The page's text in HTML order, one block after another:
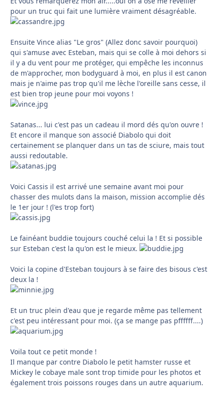
pour un truc qui fait une lumière vraiment désagréable.
Ensuite Vince alias "Le gros" (Allez donc savoir pourquoi)
qui s'amuse avec Esteban, mais qui se colle à moi dehors si
il y a du vent pour me protéger, qui empêche les inconnus
de m'approcher, mon bodyguard à moi, en plus il est canon
mais je n'aime pas trop qu'il me lèche l'oreille sans cesse, il
est bien trop jeune pour moi voyons !
Satanas... lui c'est pas un cadeau il mord dés qu'on ouvre !
Et encore il manque son associé Diabolo qui doit
certainement se planquer dans un tas de sciure, mais tout
aussi redoutable.
Voici Cassis il est arrivé une semaine avant moi pour
chasser des mulots dans la maison, mission accomplie dés
le 1er jour ! (l'es trop fort)
Le fainéant buddie toujours couché celui la ! Et si possible
sur Esteban c'est la qu'on est le mieux.
Voici la copine d'Esteban toujours à se faire des bisous c'est
deux la !
Et un truc plein d'eau que je regarde même pas tellement
c'est peu intéressant pour moi. (ça se mange pas pffffff....)
Voila tout ce petit monde !
Il manque par contre Diabolo le petit hamster russe et
Mickey le cobaye male sont trop timide pour les photos et
également trois poissons rouges dans un autre aquarium.